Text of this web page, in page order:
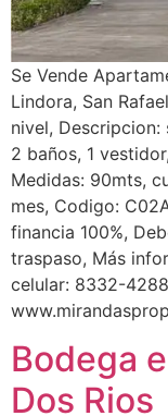
Se Vende
Lindora, San
nivel,
2 baños, 1
Medidas: 90mts,
mes, Codigo:
financia 100%,
traspaso, Más
celular: 8332-
Bodega
Dos Rios